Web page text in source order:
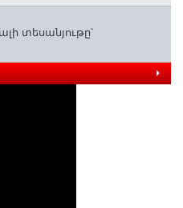
տեսանյութը՝